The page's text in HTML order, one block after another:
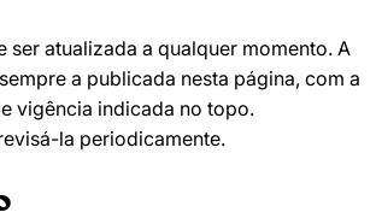
ser atualizada a qualquer momento. A
a publicada nesta página, com a
vigência indicada no topo.
la periodicamente.